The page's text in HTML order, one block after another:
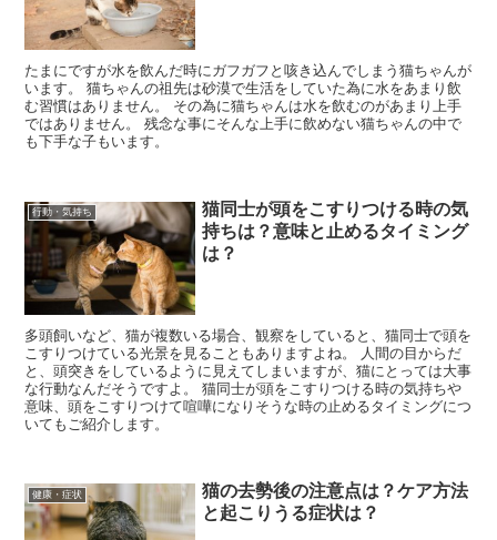
たまにですが水を飲んだ時にガフガフと咳き込んでしまう猫ちゃんが
います。 猫ちゃんの祖先は砂漠で生活をしていた為に水をあまり飲
む習慣はありません。 その為に猫ちゃんは水を飲むのがあまり上手
ではありません。 残念な事にそんな上手に飲めない猫ちゃんの中で
も下手な子もいます。
行動・気持ち
猫同士が頭をこすりつける時の気
持ちは？意味と止めるタイミング
は？
多頭飼いなど、猫が複数いる場合、観察をしていると、猫同士で頭を
こすりつけている光景を見ることもありますよね。 人間の目からだ
と、頭突きをしているように見えてしまいますが、猫にとっては大事
な行動なんだそうですよ。 猫同士が頭をこすりつける時の気持ちや
意味、頭をこすりつけて喧嘩になりそうな時の止めるタイミングにつ
いてもご紹介します。
健康・症状
猫の去勢後の注意点は？ケア方法
と起こりうる症状は？